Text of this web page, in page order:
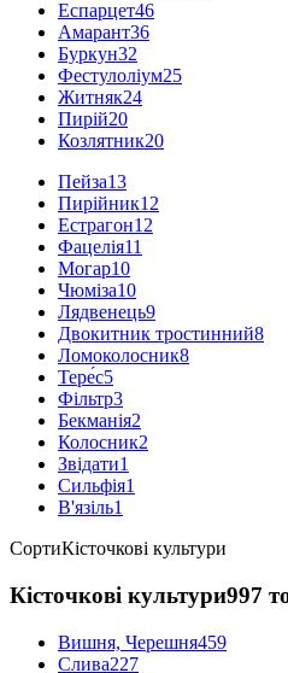
Еспарцет46
Амарант36
Буркун32
Фестулоліум25
Житняк24
Пирій20
Козлятник20
Пейза13
Пирійник12
Естрагон12
Фацелія11
Могар10
Чюміза10
Лядвенець9
Двокитник тростинний8
Ломоколосник8
Тере́с5
Фільтр3
Бекманія2
Колосник2
Звідати1
Сильфія1
В'язіль1
СортиКісточкові культури
Кісточкові культури997
Вишня, Черешня459
Слива227